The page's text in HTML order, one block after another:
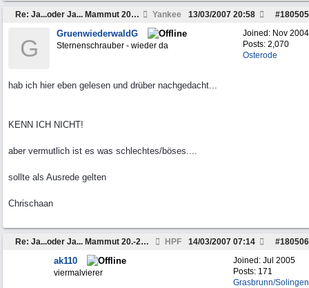
Re: Ja...oder Ja... Mammut 20.-22.04 Yankee #180505
13/03/2007 20:58
Joined: Nov 2004
Posts: 2,070
Osterode
G
GruenwiederwaldG
Sternenschrauber - wieder da
hab ich hier eben gelesen und drüber nachgedacht...
KENN ICH NICHT!
aber vermutlich ist es was schlechtes/böses....
sollte als Ausrede gelten
Chrischaan
Re: Ja...oder Ja... Mammut 20.-22.04 HPF #180506
14/03/2007 07:14
Joined: Jul 2005
Posts: 171
Grasbrunn/Solingen
ak110
viermalvierer